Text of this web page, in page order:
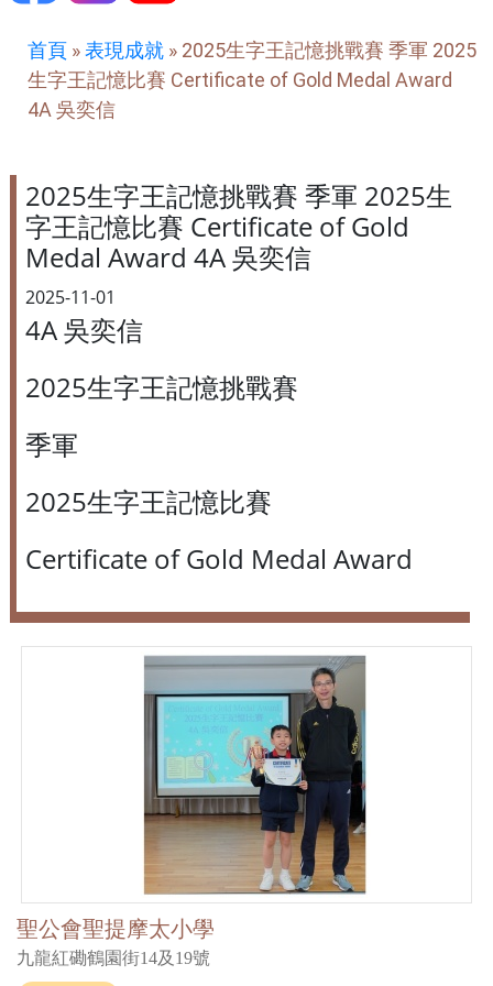
首頁 »表現成就 » 2025生字王記憶挑戰賽 季軍 2025
生字王記憶比賽 Certificate of Gold Medal Award
4A 吳奕信
2025生字王記憶挑戰賽 季軍 2025生
字王記憶比賽 Certificate of Gold
Medal Award 4A 吳奕信
2025-11-01
4A 吳奕信
2025生字王記憶挑戰賽
季軍
2025生字王記憶比賽
Certificate of Gold Medal Award
聖公會聖提摩太小學
九龍紅磡鶴園街14及19號